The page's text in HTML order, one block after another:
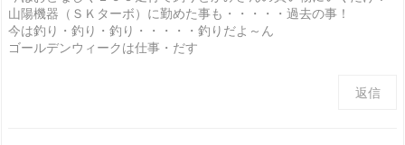
山陽機器（ＳＫターボ）に勤めた事も・・・・・過去の事！
今は釣り・釣り・釣り・・・・・釣りだよ～ん
ゴールデンウィークは仕事・だす
返信